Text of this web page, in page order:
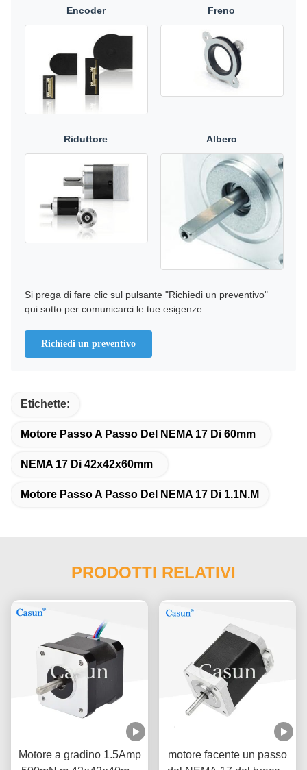
Encoder Freno
Riduttore Albero
Si prega di fare clic sul pulsante "Richiedi un preventivo"
qui sotto per comunicarci le tue esigenze.
Richiedi un preventivo
Etichette:
Motore Passo A Passo Del NEMA 17 Di 60mm
NEMA 17 Di 42x42x60mm
Motore Passo A Passo Del NEMA 17 Di 1.1N.M
PRODOTTI RELATIVI
Motore a gradino 1.5Amp
motore facente un passo